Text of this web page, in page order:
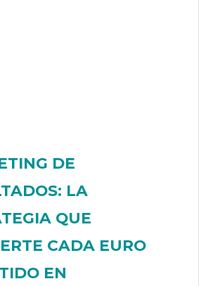
DE
LA
QUE
CADA EURO
EN